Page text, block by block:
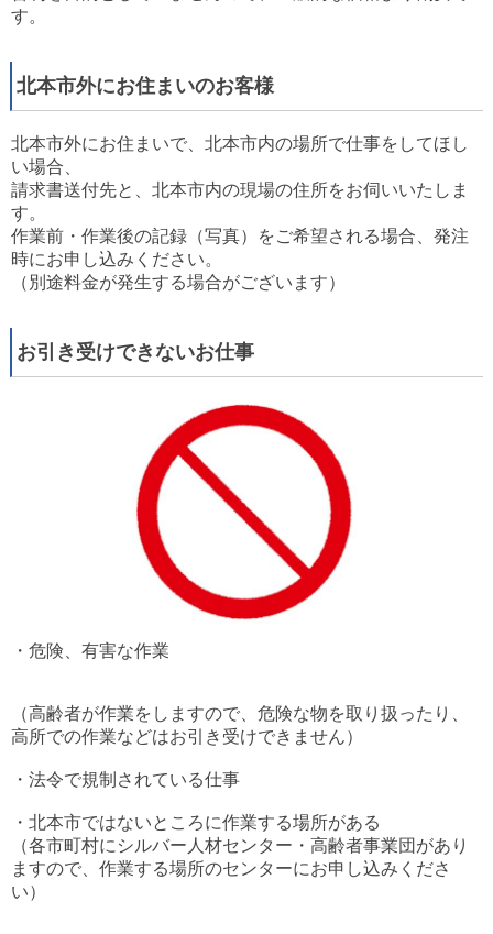
す。
北本市外にお住まいのお客様
北本市外にお住まいで、北本市内の場所で仕事をしてほし
い場合、
請求書送付先と、北本市内の現場の住所をお伺いいたしま
す。
作業前・作業後の記録（写真）をご希望される場合、発注
時にお申し込みください。
（別途料金が発生する場合がございます）
お引き受けできないお仕事
・危険、有害な作業
（高齢者が作業をしますので、危険な物を取り扱ったり、
高所での作業などはお引き受けできません）
・法令で規制されている仕事
・北本市ではないところに作業する場所がある
（各市町村にシルバー人材センター・高齢者事業団があり
ますので、作業する場所のセンターにお申し込みくださ
い）